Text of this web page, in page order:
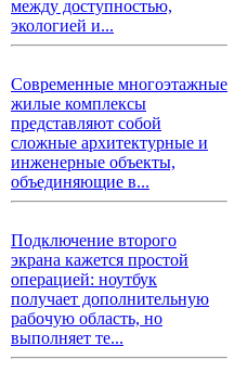
между доступностью,
экологией и...
Современные многоэтажные
жилые комплексы
представляют собой
сложные архитектурные и
инженерные объекты,
объединяющие в...
Подключение второго
экрана кажется простой
операцией: ноутбук
получает дополнительную
рабочую область, но
выполняет те...